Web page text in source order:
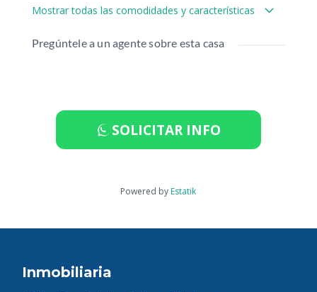
Mostrar todas las comodidades y características
Pregúntele a un agente sobre esta casa
SOLICITAR INFO
Powered by Estatik
Inmobiliaria